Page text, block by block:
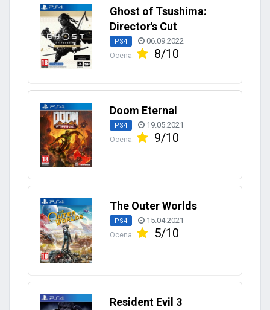
Ghost of Tsushima:
Director's Cut
PS4 06.09.2022
Ocena: 8/10
Doom Eternal
PS4 19.05.2021
Ocena: 9/10
The Outer Worlds
PS4 15.04.2021
Ocena: 5/10
Resident Evil 3